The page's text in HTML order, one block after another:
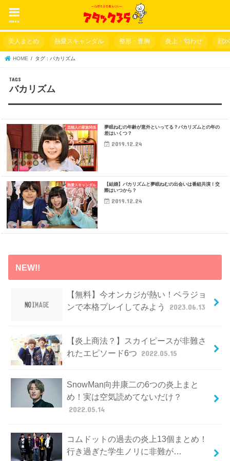
menu
美人まとめ 熱愛スキャンダル 整形・豊胸 炎上・匂わせ 顔
HOME タグ : バカリズム
バカリズム
芸能人の家族関係
夢眠ねむの年齢が意外といってる？バカリズムとの年の
差はいくつ？
2019.12.24
熱愛スキャンダル
【結婚】バカリズムと夢眠ねむの出会いは番組共演！交
際はいつから？
2019.12.24
NEW!!
【無料】今オンカジが熱い！ベラジョ
ンで本格プレイしてみよう
2023.06.13
【炎上商法？】スカイピースが非難さ
れたエピソード6つ 2022.05.15
SnowMan向井康二の6つの炎上まと
め！実は空気読めてないだけ？
2022.05.14
コムドットの過去の炎上13個まとめ！
行き過ぎた学生ノリに非難が…